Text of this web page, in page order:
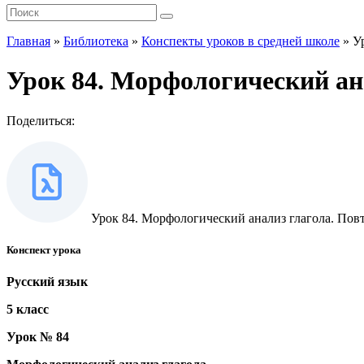
Главная » Библиотека » Конспекты уроков в средней школе »
Урок 84. Морфологический
Поделиться:
Урок 84. Морфологический анализ глагола.
Конспект урока
Русский язык
5 класс
Урок № 84